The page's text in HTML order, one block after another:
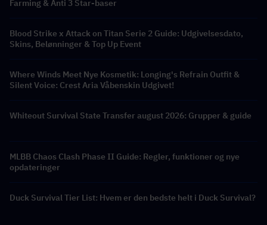
Farming & Anti 3 Star-baser
Blood Strike x Attack on Titan Serie 2 Guide: Udgivelsesdato,
Skins, Belønninger & Top Up Event
Where Winds Meet Nye Kosmetik: Longing's Refrain Outfit &
Silent Voice: Crest Aria Våbenskin Udgivet!
Whiteout Survival State Transfer august 2026: Grupper & guide
MLBB Chaos Clash Phase II Guide: Regler, funktioner og nye
opdateringer
Duck Survival Tier List: Hvem er den bedste helt i Duck Survival?